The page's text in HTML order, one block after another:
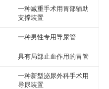
一种减重手术用胃部辅助
支撑装置
一种男性专用导尿管
具有局部止血作用的胃管
一种新型泌尿外科手术用
导尿装置